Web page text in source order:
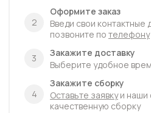
2
Оформите заказ
Введи свои контактные
позвоните по телефону
3
Закажите доставку
Выберите удобное
4
Закажите сборку
Оставьте заявкуи наши
качественную сборку